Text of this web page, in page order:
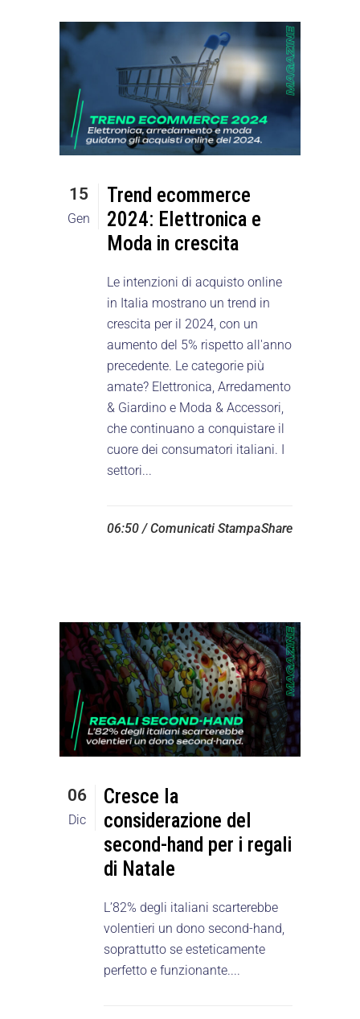
15
Gen
Trend ecommerce
2024: Elettronica e
Moda in crescita
Le intenzioni di acquisto online
in Italia mostrano un trend in
crescita per il 2024, con un
aumento del 5% rispetto all'anno
precedente. Le categorie più
amate? Elettronica, Arredamento
& Giardino e Moda & Accessori,
che continuano a conquistare il
cuore dei consumatori italiani. I
settori...
06:50 /Comunicati StampaShare
06
Dic
Cresce la
considerazione del
second-hand per i regali
di Natale
L’82% degli italiani scarterebbe
volentieri un dono second-hand,
soprattutto se esteticamente
perfetto e funzionante....